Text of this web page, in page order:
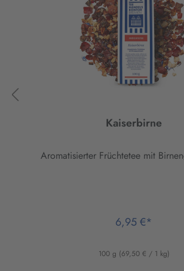
Kaiserbirne
Aromatisierter Früchtetee mit
6,95 €*
100 g (69,50 € / 1 kg)